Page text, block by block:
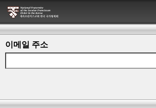
이메일 주소